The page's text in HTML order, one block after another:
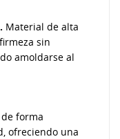
Material de alta
sin
amoldarse al
forma
ofreciendo una